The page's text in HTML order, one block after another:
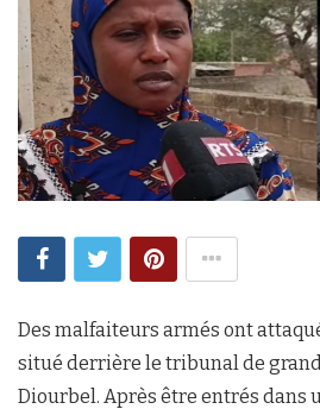
Des malfaiteurs armés ont
situé derrière le tribunal de
Diourbel. Après être entrés dans